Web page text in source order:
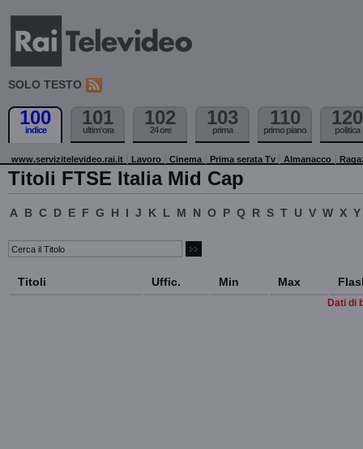
SOLO TESTO
100
indice
101
ultim'ora
102
24 ore
103
prima
110
primo piano
120
politica
www.servizitelevideo.rai.it Lavoro Cinema Prima serata Tv Almanacco
Titoli FTSE Italia Mid Cap
A B C D E F G H I J K L M N O P Q R S T U V W X Y
Titoli Uffic. Min Max
Dati di